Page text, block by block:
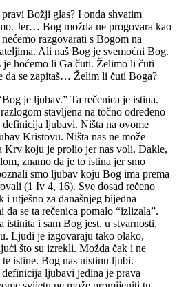
Božji glas? I onda shvatim
Jer… Bog možda ne progovara kao
razgovarati s Bogom na
Ali naš Bog je svemoćni Bog.
je hoćemo li Ga čuti. Želimo li čuti
da se zapitaš… Želim li čuti Boga?
je ljubav.” Ta rečenica je istina.
stavljena na točno određeno
definicija ljubavi. Ništa na ovome
Kristovu. Ništa nas ne može
koju je prolio jer nas voli. Dakle,
znamo da je to istina jer smo
smo ljubav koju Bog ima prema
(1 Iv 4, 16). Sve dosad rečeno
utješno za današnjeg bijedna
se ta rečenica pomalo “izlizala”.
istinita i sam Bog jest, u stvarnosti,
Ljudi je izgovaraju tako olako,
što su izrekli. Možda čak i ne
istine. Bog nas uistinu ljubi.
ljubavi jedina je prava